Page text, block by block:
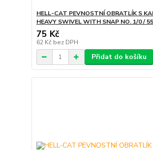
HELL-CAT PEVNOSTNÍ OBRATLÍK S
HEAVY SWIVEL WITH SNAP NO. 1/0 /
75 Kč
62 Kč bez DPH
Přidat do košíku